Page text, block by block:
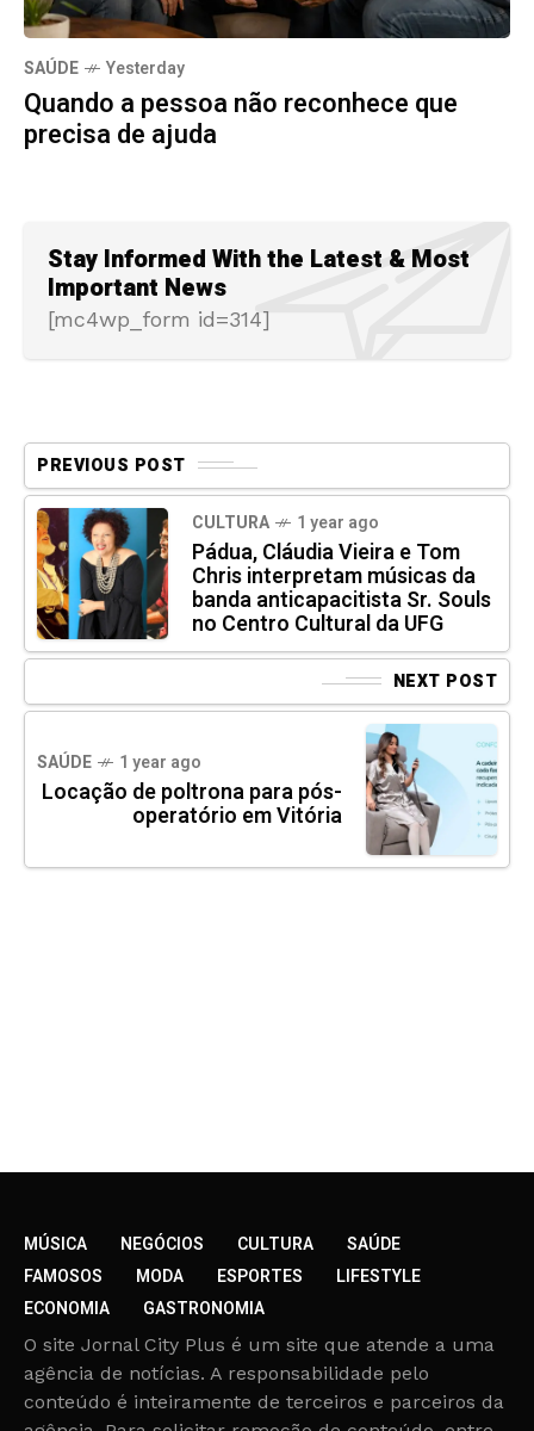
SAÚDE Yesterday
Quando a pessoa não reconhece que
precisa de ajuda
Stay Informed With the Latest & Most
Important News
[mc4wp_form id=314]
PREVIOUS POST
CULTURA 1 year ago
Pádua, Cláudia Vieira e Tom
Chris interpretam músicas da
banda anticapacitista Sr. Souls
no Centro Cultural da UFG
NEXT POST
SAÚDE 1 year ago
Locação de poltrona para pós-
operatório em Vitória
MÚSICA NEGÓCIOS CULTURA
SAÚDE
FAMOSOS
MODA ESPORTES
LIFESTYLE
ECONOMIA
GASTRONOMIA
O site Jornal City Plus é um site que atende a uma
agência de notícias. A responsabilidade pelo
conteúdo é inteiramente de terceiros e parceiros da